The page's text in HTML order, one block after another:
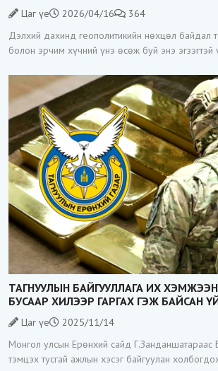
Цаг үе 2026/04/16
364
Дэлхий дахинд геополитикийн нөхцөл байдал
болон эрчим хүчний үнэ өсөж буй энэ
зарласан нь
ТАГНУУЛЫН БАЙГУУЛЛАГА ИХ
БУСААР ХИЛЭЭР ГАРГАХ ГЭЖ БАЙСАН
ЗОГСООЛОО
Цаг үе
2025/11/14
Монгол улсын Ерөнхий сайд Г.Занданшатараас
тэмцэх тусгай ажлын хэсэг байгуулан